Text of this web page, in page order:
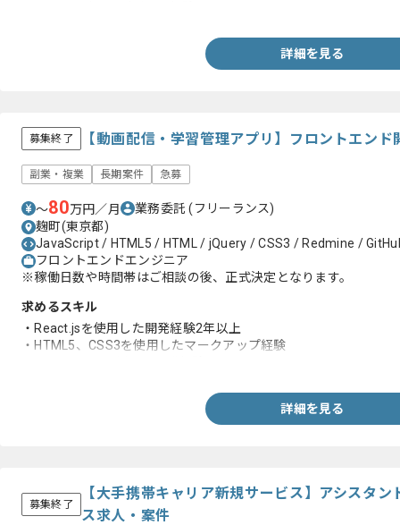
詳細を見る
募集終了 【動画配信・学習管理アプリ】フロントエン
副業・複業 長期案件 急募
〜80万円／月 業務委託(フリーランス)
麹町(東京都)
JavaScript / HTML5 / HTML / jQuery / CSS3 / Redmine /
フロントエンドエンジニア
※稼働日数や時間帯はご相談の後、正式決定となります。
求めるスキル
・React.jsを使用した開発経験2年以上
・HTML5、CSS3を使用したマークアップ経験
詳細を見る
募集終了
【大手携帯キャリア新規サービス】アシスタン
ス求人・案件